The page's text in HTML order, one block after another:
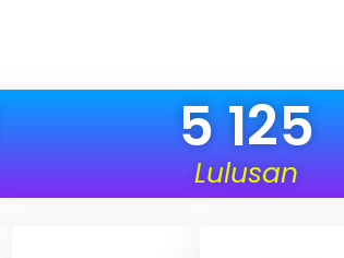
Lulusan
5 125